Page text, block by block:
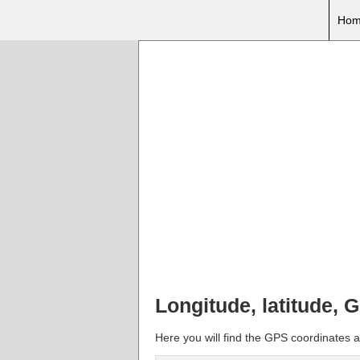
Longitude, latitude,
Here you will find the GPS coordinates